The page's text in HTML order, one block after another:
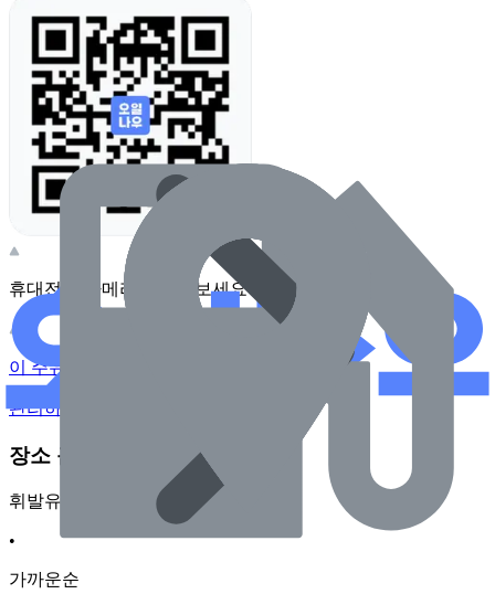
휴대전화 카메라로 찍어보세요
이 주유소의 사장님이신가요?
관리하기
장소 근처 주유소
휘발유
•
가까운순